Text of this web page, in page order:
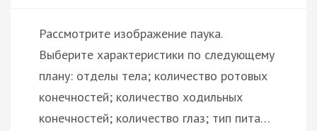
Рассмотрите изображение паука.
Выберите характеристики по следующему
плану: отделы тела; количество ротовых
конечностей; количество ходильных
конечностей; количество глаз; тип пита…